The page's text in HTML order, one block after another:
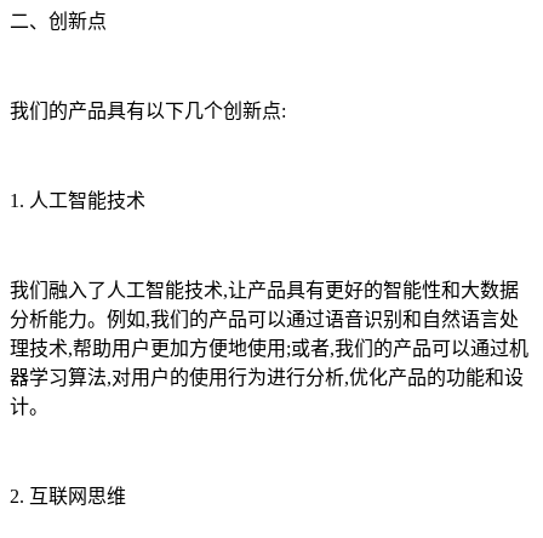
二、创新点
我们的产品具有以下几个创新点:
1. 人工智能技术
我们融入了人工智能技术,让产品具有更好的智能性和大数据
分析能力。例如,我们的产品可以通过语音识别和自然语言处
理技术,帮助用户更加方便地使用;或者,我们的产品可以通过机
器学习算法,对用户的使用行为进行分析,优化产品的功能和设
计。
2. 互联网思维